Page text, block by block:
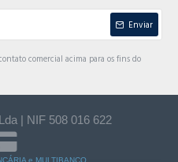
Enviar
comercial acima para os fins do
| NIF 508 016 622
e MULTIBANCO